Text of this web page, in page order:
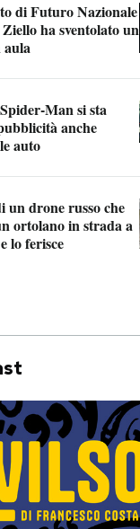
di Futuro Nazionale
ha sventolato un
aula
Man si sta
anche
auto
un drone russo che
ortolano in strada a
lo ferisce